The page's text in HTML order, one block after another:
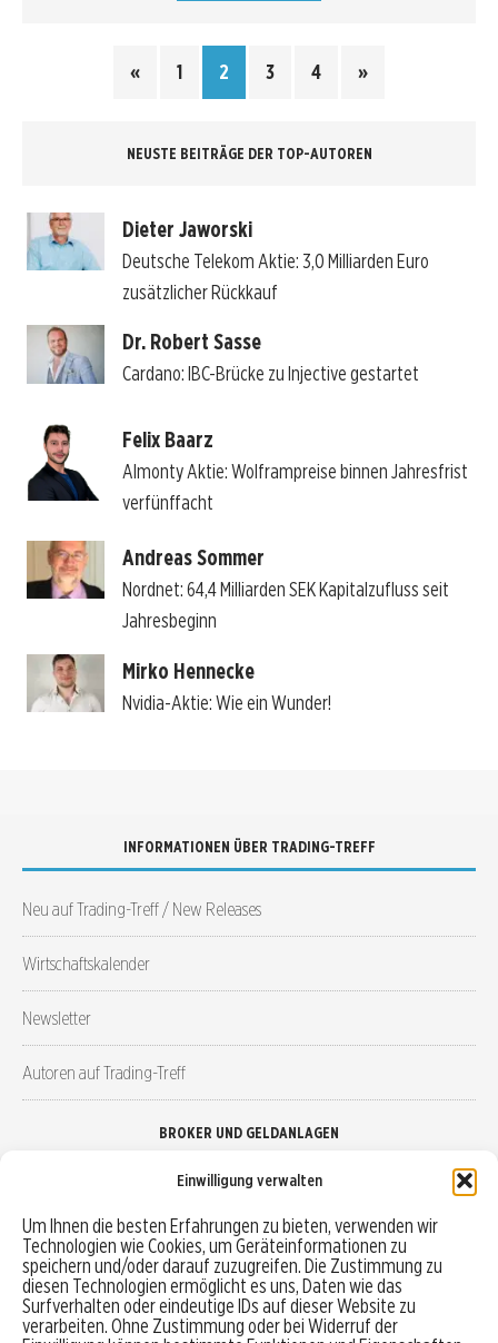
Einwilligung verwalten
Um Ihnen die besten Erfahrungen zu bieten, verwenden wir
Technologien wie Cookies, um Geräteinformationen zu
speichern und/oder darauf zuzugreifen. Die Zustimmung zu
diesen Technologien ermöglicht es uns, Daten wie das
Surfverhalten oder eindeutige IDs auf dieser Website zu
verarbeiten. Ohne Zustimmung oder bei Widerruf der
« 1 2 3 4 »
NEUSTE BEITRÄGE DER TOP-AUTOREN
Dieter Jaworski
Deutsche Telekom Aktie: 3,0 Milliarden Euro
zusätzlicher Rückkauf
Dr. Robert Sasse
Cardano: IBC-Brücke zu Injective gestartet
Felix Baarz
Almonty Aktie: Wolframpreise binnen Jahresfrist
verfünffacht
Andreas Sommer
Nordnet: 64,4 Milliarden SEK Kapitalzufluss seit
Jahresbeginn
Mirko Hennecke
Nvidia-Aktie: Wie ein Wunder!
INFORMATIONEN ÜBER TRADING-TREFF
Neu auf Trading-Treff / New Releases
Wirtschaftskalender
Newsletter
Autoren auf Trading-Treff
BROKER UND GELDANLAGEN
Robo-Advisor vergleichen
Depotvergleich